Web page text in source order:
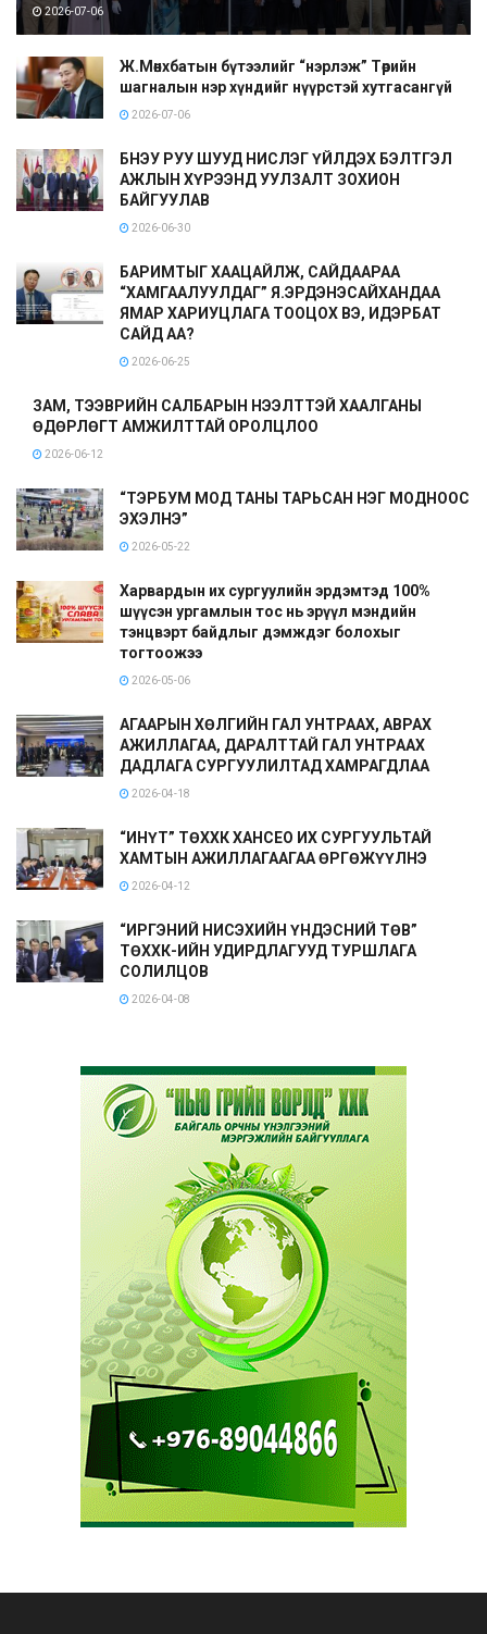
2026-07-06
Ж.Мөнхбатын бүтээлийг “нэрлэж” Төрийн
шагналын нэр хүндийг нүүрстэй хутгасангүй
2026-07-06
БНЭУ РУУ ШУУД НИСЛЭГ ҮЙЛДЭХ БЭЛТГЭЛ
АЖЛЫН ХҮРЭЭНД УУЛЗАЛТ ЗОХИОН
БАЙГУУЛАВ
2026-06-30
БАРИМТЫГ ХААЦАЙЛЖ, САЙДААРАА
“ХАМГААЛУУЛДАГ” Я.ЭРДЭНЭСАЙХАНДАА
ЯМАР ХАРИУЦЛАГА ТООЦОХ ВЭ, ИДЭРБАТ
САЙД АА?
2026-06-25
ЗАМ, ТЭЭВРИЙН САЛБАРЫН НЭЭЛТТЭЙ ХААЛГАНЫ
ӨДӨРЛӨГТ АМЖИЛТТАЙ ОРОЛЦЛОО
2026-06-12
“ТЭРБУМ МОД ТАНЫ ТАРЬСАН НЭГ МОДНООС
ЭХЭЛНЭ”
2026-05-22
Харвардын их сургуулийн эрдэмтэд 100%
шүүсэн ургамлын тос нь эрүүл мэндийн
тэнцвэрт байдлыг дэмждэг болохыг
тогтоожээ
2026-05-06
АГААРЫН ХӨЛГИЙН ГАЛ УНТРААХ, АВРАХ
АЖИЛЛАГАА, ДАРАЛТТАЙ ГАЛ УНТРААХ
ДАДЛАГА СУРГУУЛИЛТАД ХАМРАГДЛАА
2026-04-18
“ИНҮТ” ТӨХХК ХАНСЕО ИХ СУРГУУЛЬТАЙ
ХАМТЫН АЖИЛЛАГААГАА ӨРГӨЖҮҮЛНЭ
2026-04-12
“ИРГЭНИЙ НИСЭХИЙН ҮНДЭСНИЙ ТӨВ”
ТӨХХК-ИЙН УДИРДЛАГУУД ТУРШЛАГА
СОЛИЛЦОВ
2026-04-08